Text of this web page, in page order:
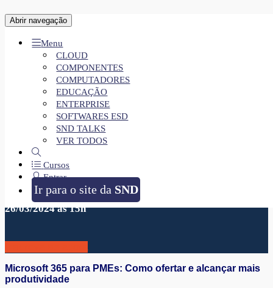
Abrir navegação
Menu
CLOUD
COMPONENTES
COMPUTADORES
EDUCAÇÃO
ENTERPRISE
SOFTWARES ESD
SND TALKS
VER TODOS
Cursos
Entrar
Ir para o site da SND
Entre com a sua conta
Esqueceu?
Não possui conta?CRIAR CONTA
Meeting Microsoft 365 para PMEs:
Como ofertar e alcançar mais
produtividade
26/03/2024 às 15h
Microsoft 365 para PMEs: Como ofertar e alcançar mais
produtividade